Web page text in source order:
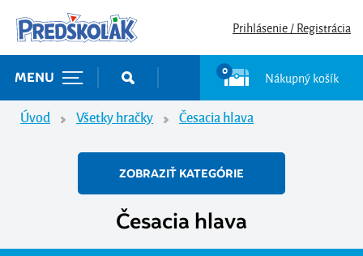
Prihlásenie / Registrácia
MENU 0 Nákupný košík
Úvod Všetky hračky Česacia hlava
ZOBRAZIŤ KATEGÓRIE
Česacia hlava